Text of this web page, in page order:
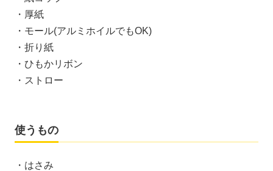
・厚紙
・モール(アルミホイルでもOK)
・折り紙
・ひもかリボン
・ストロー
使うもの
・はさみ